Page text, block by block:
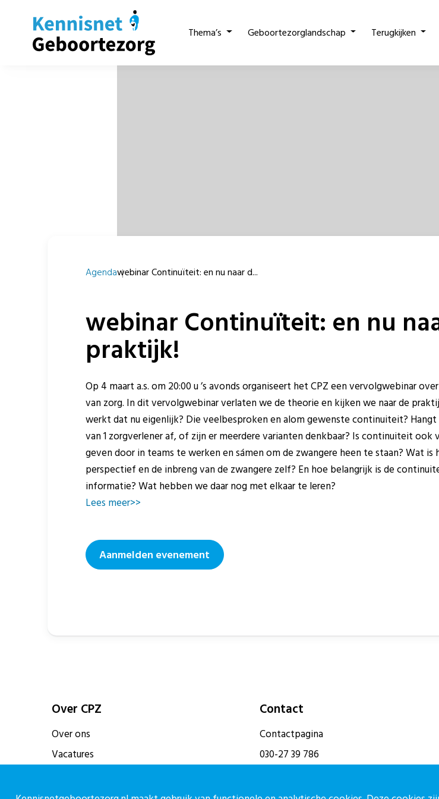
Thema’s Geboortezorglandschap Terugkijken
Agendawebinar Continuïteit: en nu naar d...
webinar Continuïteit: en nu
praktijk!
Op 4 maart a.s. om 20:00 u ’s avonds organiseert het CPZ een vervolgwebinar
van zorg. In dit vervolgwebinar verlaten we de theorie en kijken we naar de
werkt dat nu eigenlijk? Die veelbesproken en alom gewenste continuiteit? Hangt
van 1 zorgverlener af, of zijn er meerdere varianten denkbaar? Is continuiteit ook
geven door in teams te werken en sámen om de zwangere heen te staan? Wat is
perspectief en de inbreng van de zwangere zelf? En hoe belangrijk is de
informatie? Wat hebben we daar nog met elkaar te leren?
Lees meer>>
Aanmelden evenement
Over CPZ
Over ons
Vacatures
Contact
Contactpagina
030-27 39 786
Mercatorlaan 1200, 3528 BL Utrecht